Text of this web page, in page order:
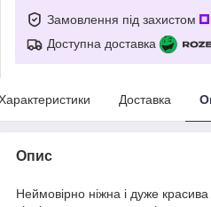
Замовлення під захистом
Доступна доставка
Доставка
Опис
Неймовірно ніжна і дуже